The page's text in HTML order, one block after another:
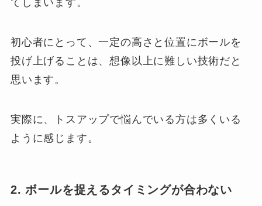
てしまいます。
初心者にとって、一定の高さと位置にボールを
投げ上げることは、想像以上に難しい技術だと
思います。
実際に、トスアップで悩んでいる方は多くいる
ように感じます。
2. ボールを捉えるタイミングが合わない